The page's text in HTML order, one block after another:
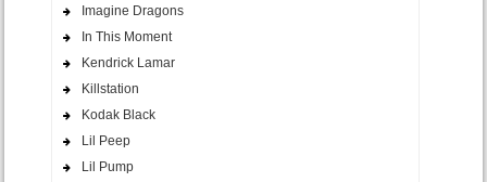
Imagine Dragons
In This Moment
Kendrick Lamar
Killstation
Kodak Black
Lil Peep
Lil Pump